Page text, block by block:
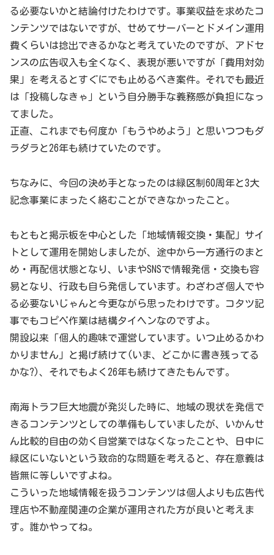
る必要ないかと結論付けたわけです。事業収益を求めたコ
ンテンツではないですが、せめてサーバーとドメイン運用
費くらいは捻出できるかなと考えていたのですが、アドセ
ンスの広告収入も全くなく、表現が悪いですが「費用対効
果」を考えるとすぐにでも止めるべき案件。それでも最近
は「投稿しなきゃ」という自分勝手な義務感が負担になっ
てました。
正直、これまでも何度か「もうやめよう」と思いつつもダ
ラダラと26年も続けていたのです。
ちなみに、今回の決め手となったのは緑区制60周年と3大
記念事業にまったく絡むことができなかったこと。
もともと掲示板を中心とした「地域情報交換・集配」サイ
トとして運用を開始しましたが、途中から一方通行のまと
め・再配信状態となり、いまやSNSで情報発信・交換も容
易となり、行政も自ら発信しています。わざわざ個人でや
る必要ないじゃんと今更ながら思ったわけです。コタツ記
事でもコピペ作業は結構タイヘンなのですよ。
開設以来「個人的趣味で運営しています。いつ止めるかわ
かりません」と掲げ続けて(いま、どこかに書き残ってる
かな?)、それでもよく26年も続けてきたもんです。
南海トラフ巨大地震が発災した時に、地域の現状を発信で
きるコンテンツとしての準備もしていましたが、いかんせ
ん比較的自由の効く自営業ではなくなったことや、日中に
緑区にいないという致命的な問題を考えると、存在意義は
皆無に等しいですよね。
こういった地域情報を扱うコンテンツは個人よりも広告代
理店や不動産関連の企業が運用された方が良いと考えま
す。誰かやってね。